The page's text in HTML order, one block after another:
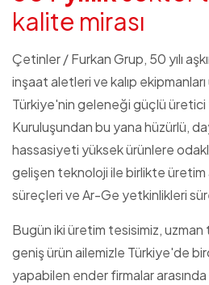
kalite mirası
Çetinler / Furkan Grup, 50 yılı
inşaat aletleri ve kalıp
Türkiye'nin geleneği güçlü üretici
Kuruluşundan bu yana hüzürlü,
hassasiyeti yüksek ürünlere
gelişen teknoloji ile birlikte üretim
süreçleri ve Ar-Ge yetkinlikleri
Bugün iki üretim tesisimiz,
geniş ürün ailemizle Türkiye'de
yapabilen ender firmalar arasında